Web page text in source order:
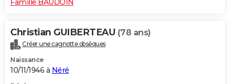
Famille BAUDOIN
Christian GUIBERTEAU (78 ans)
Créer une cagnotte obsèques
Naissance
10/11/1946 à Néré